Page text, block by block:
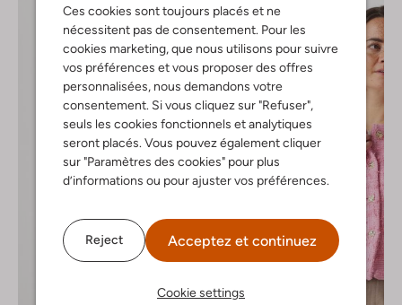
Ces cookies sont toujours placés et ne
nécessitent pas de consentement. Pour les
cookies marketing, que nous utilisons pour suivre
vos préférences et vous proposer des offres
personnalisées, nous demandons votre
consentement. Si vous cliquez sur "Refuser",
seuls les cookies fonctionnels et analytiques
seront placés. Vous pouvez également cliquer
sur "Paramètres des cookies" pour plus
d’informations ou pour ajuster vos préférences.
Reject Acceptez et continuez
Cookie settings